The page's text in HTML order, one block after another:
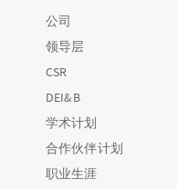
公司
领导层
CSR
DEI&B
学术计划
合作伙伴计划
职业生涯